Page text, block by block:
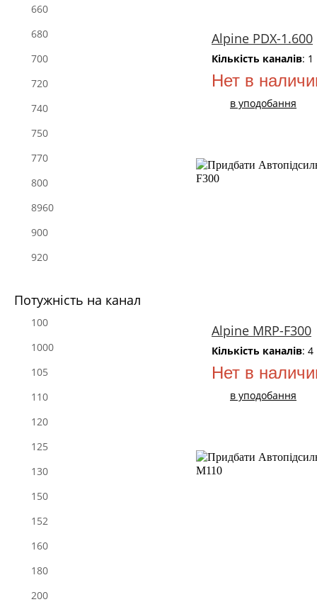
660
680
700
720
740
750
770
800
8960
900
920
Потужність на канал
100
1000
105
110
120
125
130
150
152
160
180
200
Alpine PDX-1.600
Кількість каналів: 1
Нет в
в уподобання
Alpine MRP-F300
Кількість каналів: 4
Нет в
в уподобання